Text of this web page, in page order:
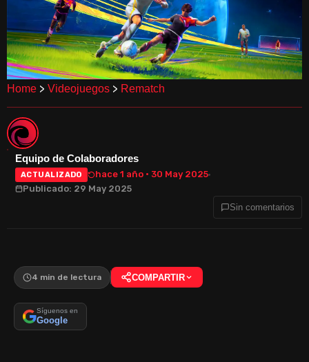
Home > Videojuegos > Rematch
Equipo de Colaboradores
ACTUALIZADO
hace 1 año · 30 May 2025
Publicado: 29 May 2025
Sin comentarios
4 min de lectura COMPARTIR
Síguenos en
Google